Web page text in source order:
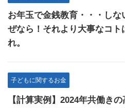
お年玉で金銭教育・・・しな
ぜなら！それより大事なコト
れ。
子どもに関するお金
【計算実例】2024年共働き